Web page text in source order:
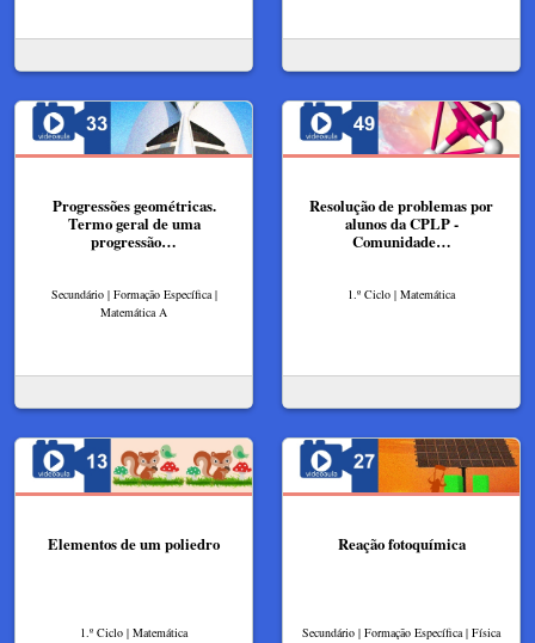
Progressões geométricas.
Termo geral de uma
progressão…
Secundário | Formação Específica |
Matemática A
Resolução de problemas por
alunos da CPLP -
Comunidade…
1.º Ciclo | Matemática
Elementos de um poliedro
1.º Ciclo | Matemática
Reação fotoquímica
Secundário | Formação Específica | Física